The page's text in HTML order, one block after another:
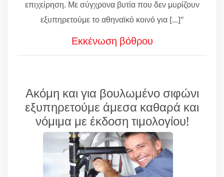
επιχείρηση. Με σύγχρονα βυτία που δεν μυρίζουν
εξυπηρετούμε το αθηναϊκό κοινό για [...]"
Εκκένωση βόθρου
Ακόμη και για βουλωμένο σιφώνι
εξυπηρετούμε άμεσα καθαρά και
νόμιμα με έκδοση τιμολογίου!